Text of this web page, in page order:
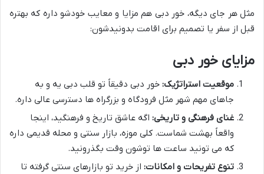
مثل هر جای دیگه، خور دبی هم مزایا و معایب خودشو داره که بهتره
قبل از سفر یا تصمیم برای اقامت بدونیدشون:
مزایای خور دبی
موقعیت استراتژیک: خور دبی دقیقاً تو قلب دبی یه و به
جاهای مهم شهر مثل فرودگاه و بزرگراه ها دسترسی عالی داره.
غنای فرهنگی و تاریخی: اگه عاشق تاریخ و فرهنگید، اینجا
واقعاً بهشت شماست. کلی موزه، بازار سنتی و محله قدیمی داره
که می تونید ساعت ها توشون وقت بگذرونید.
تنوع تفریحات و امکانات: از خرید تو بازارهای سنتی گرفته تا